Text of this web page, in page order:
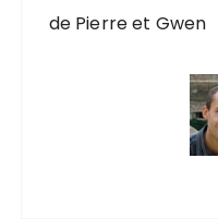
de Pierre et Gwen